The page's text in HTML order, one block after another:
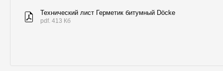
Технический лист Герметик битумный Döcke
pdf. 413 Кб